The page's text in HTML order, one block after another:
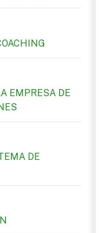
EMPRESA DE
DE